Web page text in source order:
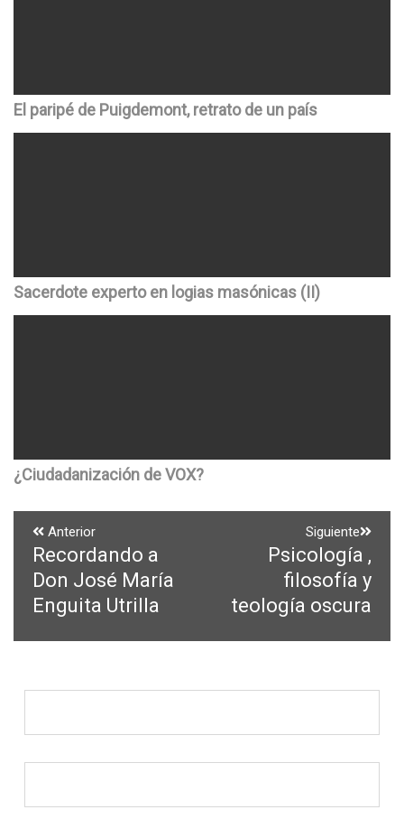
El paripé de Puigdemont, retrato de un país
Sacerdote experto en logias masónicas (II)
¿Ciudadanización de VOX?
Navegación
de
entradas
Anterior
Entrada
anterior:
Recordando a
Don José María
Enguita Utrilla
Siguiente
Psicología ,
filosofía y
teología oscura